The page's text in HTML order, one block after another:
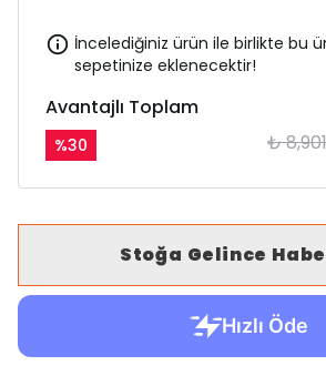
İncelediğiniz ürün ile birlikte bu
sepetinize eklenecektir!
Avantajlı Toplam
%30 ₺
Stoğa Gelince